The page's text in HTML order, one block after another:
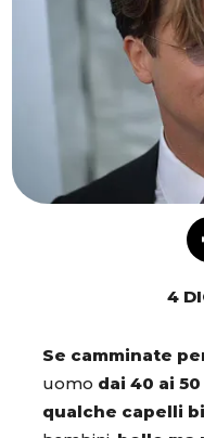
4
Se camminate
uomo dai 40 ai
qualche capelli